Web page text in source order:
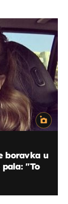
boravka u
"To